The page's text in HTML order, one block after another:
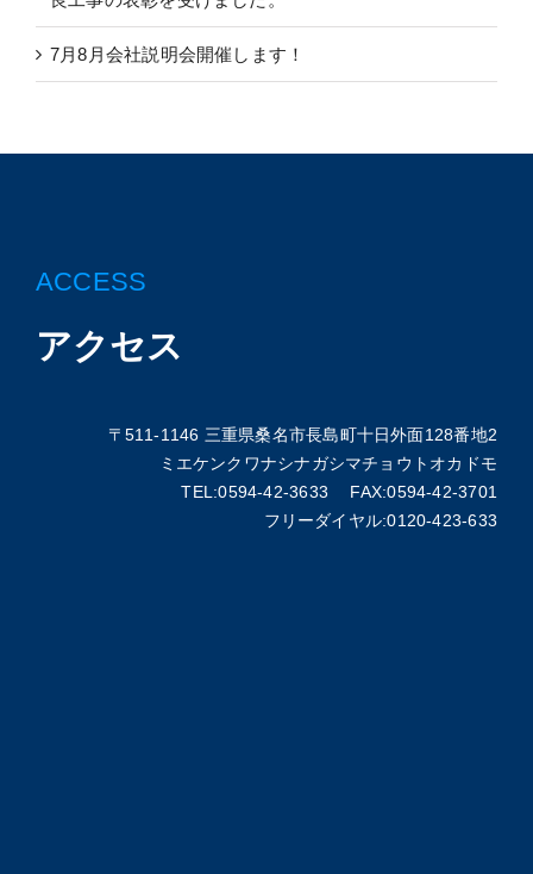
7月8月会社説明会開催します！
ACCESS
アクセス
〒511-1146 三重県桑名市長島町十日外面128番地2
ミエケンクワナシナガシマチョウトオカドモ
TEL:0594-42-3633 FAX:0594-42-3701
フリーダイヤル:0120-423-633